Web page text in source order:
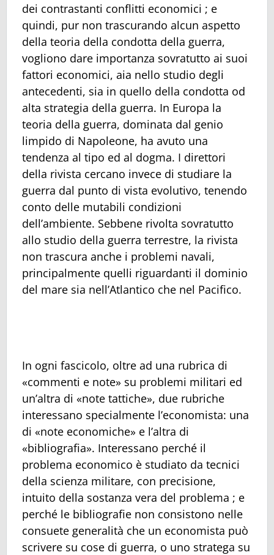
dei contrastanti conflitti economici ; e
quindi, pur non trascurando alcun aspetto
della teoria della condotta della guerra,
vogliono dare importanza sovratutto ai suoi
fattori economici, aia nello studio degli
antecedenti, sia in quello della condotta od
alta strategia della guerra. In Europa la
teoria della guerra, dominata dal genio
limpido di Napoleone, ha avuto una
tendenza al tipo ed al dogma. I direttori
della rivista cercano invece di studiare la
guerra dal punto di vista evolutivo, tenendo
conto delle mutabili condizioni
dell’ambiente. Sebbene rivolta sovratutto
allo studio della guerra terrestre, la rivista
non trascura anche i problemi navali,
principalmente quelli riguardanti il dominio
del mare sia nell’Atlantico che nel Pacifico.
In ogni fascicolo, oltre ad una rubrica di
«commenti e note» su problemi militari ed
un’altra di «note tattiche», due rubriche
interessano specialmente l’economista: una
di «note economiche» e l’altra di
«bibliografia». Interessano perché il
problema economico è studiato da tecnici
della scienza militare, con precisione,
intuito della sostanza vera del problema ; e
perché le bibliografie non consistono nelle
consuete generalità che un economista può
scrivere su cose di guerra, o uno stratega su